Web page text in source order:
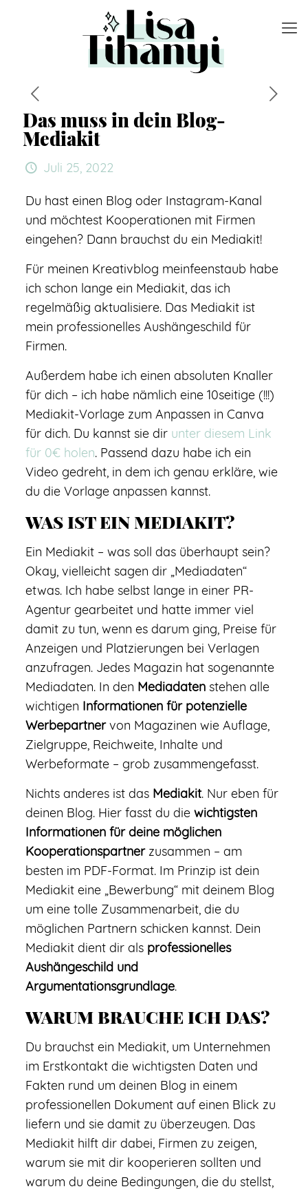
Das muss in dein Blog-
Mediakit
Juli 25, 2022
Du hast einen Blog oder Instagram-Kanal
und möchtest Kooperationen mit Firmen
eingehen? Dann brauchst du ein Mediakit!
Für meinen Kreativblog meinfeenstaub habe
ich schon lange ein Mediakit, das ich
regelmäßig aktualisiere. Das Mediakit ist
mein professionelles Aushängeschild für
Firmen.
Außerdem habe ich einen absoluten Knaller
für dich – ich habe nämlich eine 10seitige (!!!)
Mediakit-Vorlage zum Anpassen in Canva
für dich. Du kannst sie dir unter diesem Link
für 0€ holen. Passend dazu habe ich ein
Video gedreht, in dem ich genau erkläre, wie
du die Vorlage anpassen kannst.
WAS IST EIN MEDIAKIT?
Ein Mediakit – was soll das überhaupt sein?
Okay, vielleicht sagen dir „Mediadaten“
etwas. Ich habe selbst lange in einer PR-
Agentur gearbeitet und hatte immer viel
damit zu tun, wenn es darum ging, Preise für
Anzeigen und Platzierungen bei Verlagen
anzufragen. Jedes Magazin hat sogenannte
Mediadaten. In den Mediadatenstehen alle
wichtigen Informationen für potenzielle
Werbepartnervon Magazinen wie Auflage,
Zielgruppe, Reichweite, Inhalte und
Werbeformate – grob zusammengefasst.
Nichts anderes ist das Mediakit. Nur eben für
deinen Blog. Hier fasst du die wichtigsten
Informationen für deine möglichen
Kooperationspartnerzusammen – am
besten im PDF-Format. Im Prinzip ist dein
Mediakit eine „Bewerbung“ mit deinem Blog
um eine tolle Zusammenarbeit, die du
möglichen Partnern schicken kannst. Dein
Mediakit dient dir als professionelles
Aushängeschild und
Argumentationsgrundlage.
WARUM BRAUCHE ICH DAS?
Du brauchst ein Mediakit, um Unternehmen
im Erstkontakt die wichtigsten Daten und
Fakten rund um deinen Blog in einem
professionellen Dokument auf einen Blick zu
liefern und sie damit zu überzeugen. Das
Mediakit hilft dir dabei, Firmen zu zeigen,
warum sie mit dir kooperieren sollten und
warum du deine Bedingungen, die du stellst,